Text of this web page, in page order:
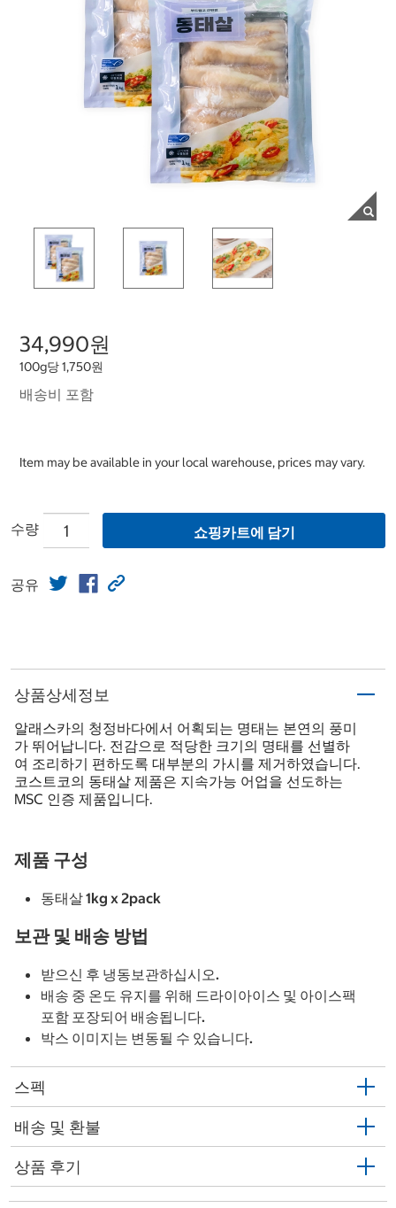
34,990원
100g당 1,750원
배송비 포함
Item may be available in your local warehouse, prices may vary.
수량 쇼핑카트에 담기
공유
상품상세정보
알래스카의 청정바다에서 어획되는 명태는 본연의 풍미
가 뛰어납니다. 전감으로 적당한 크기의 명태를 선별하
여 조리하기 편하도록 대부분의 가시를 제거하였습니다.
코스트코의 동태살 제품은 지속가능 어업을 선도하는
MSC 인증 제품입니다.
제품 구성
동태살 1kg x 2pack
보관 및 배송 방법
받으신 후 냉동보관하십시오.
배송 중 온도 유지를 위해 드라이아이스 및 아이스팩
포함 포장되어 배송됩니다.
박스 이미지는 변동될 수 있습니다.
스펙
배송 및 환불
상품 후기